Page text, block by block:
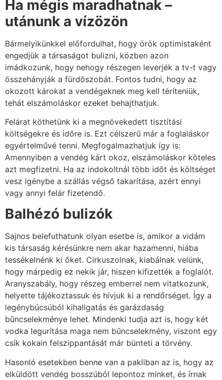
Ha mégis maradhatnak –
utánunk a vízözön
Bármelyikünkkel előfordulhat, hogy örök optimistaként
engedjük a társaságot bulizni, közben azon
imádkozunk, hogy nehogy részegen leverjék a tv-t vagy
összehányják a fürdőszobát. Fontos tudni, hogy az
okozott károkat a vendégeknek meg kell téríteniük,
tehát elszámoláskor ezeket behajthatjuk.
Felárat köthetünk ki a megnövekedett tisztítási
költségekre és időre is. Ezt célszerű már a foglaláskor
egyértelművé tenni. Megfogalmazhatjuk így is:
Amennyiben a vendég kárt okoz, elszámoláskor köteles
azt megfizetni. Ha az indokoltnál több időt és költséget
vesz igénybe a szállás végső takarítása, azért ennyi
vagy annyi felár fizetendő.
Balhézó bulizók
Sajnos belefuthatunk olyan esetbe is, amikor a vidám
kis társaság kérésünkre nem akar hazamenni, hiába
tessékelnénk ki őket. Cirkuszolnak, kiabálnak velünk,
hogy márpedig ez nekik jár, hiszen kifizették a foglalót.
Aranyszabály, hogy részeg emberrel nem vitatkozunk,
helyette tájékoztassuk és hívjuk ki a rendőrséget. Így a
legénybúcsúból kihallgatás és garázdaság
bűncselekménye lehet. Mindenki tudja azt is, hogy két
vodka legurítása maga nem bűncselekmény, viszont egy
csík kokain felszippantását már bünteti a törvény.
Hasonló esetekben benne van a pakliban az is, hogy az
elküldött vendég bosszúból lepontoz minket, és írnak